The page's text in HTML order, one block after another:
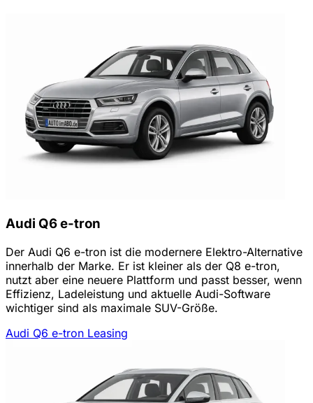
Audi Q6 e-tron
Der Audi Q6 e-tron ist die modernere Elektro-Alternative
innerhalb der Marke. Er ist kleiner als der Q8 e-tron,
nutzt aber eine neuere Plattform und passt besser, wenn
Effizienz, Ladeleistung und aktuelle Audi-Software
wichtiger sind als maximale SUV-Größe.
Audi Q6 e-tron Leasing